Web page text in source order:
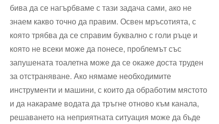
бива да се нагърбваме с тази задача сами, ако не
знаем какво точно да правим. Освен мръсотията, с
която трябва да се справим буквално с голи ръце и
която не всеки може да понесе, проблемът със
запушената тоалетна може да се окаже доста труден
за отстраняване. Ако нямаме необходимите
инструменти и машини, с които да обработим мястото
и да накараме водата да тръгне отново към канала,
решаването на неприятната ситуация може да бъде